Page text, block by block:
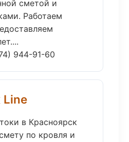
сметой и
Работаем
944-91-60
в Красноярск
по кровля и